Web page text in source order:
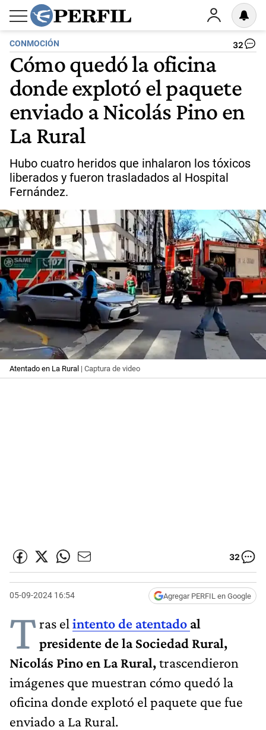
CONMOCIÓN 32
Cómo quedó la oficina
donde explotó el paquete
enviado a Nicolás Pino en
La Rural
Hubo cuatro heridos que inhalaron los tóxicos
liberados y fueron trasladados al Hospital
Fernández.
Atentado en La Rural | Captura de video
32
05-09-2024 16:54 Agregar PERFIL en Google
Tras el intento de atentado al
presidente de la Sociedad Rural,
Nicolás Pino en La Rural,trascendieron
imágenes que muestran cómo quedó la
oficina donde explotó el paquete que fue
enviado a La Rural.